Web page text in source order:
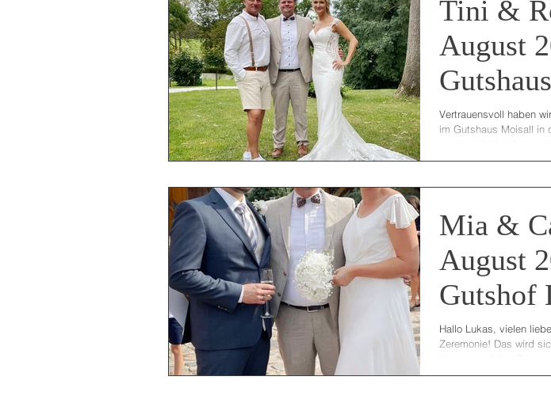
Tini &
August
Vertrauensvoll haben
im Gutshaus Moisall in
Mia &
August
Gutshof
Hallo Lukas, vielen
Zeremonie! Das wird